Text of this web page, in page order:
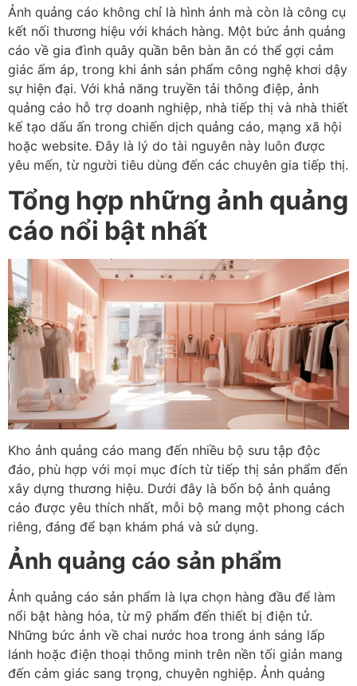
Ảnh quảng cáo không chỉ là hình ảnh mà còn là công cụ
kết nối thương hiệu với khách hàng. Một bức ảnh quảng
cáo về gia đình quây quần bên bàn ăn có thể gợi cảm
giác ấm áp, trong khi ảnh sản phẩm công nghệ khơi dậy
sự hiện đại. Với khả năng truyền tải thông điệp, ảnh
quảng cáo hỗ trợ doanh nghiệp, nhà tiếp thị và nhà thiết
kế tạo dấu ấn trong chiến dịch quảng cáo, mạng xã hội
hoặc website. Đây là lý do tài nguyên này luôn được
yêu mến, từ người tiêu dùng đến các chuyên gia tiếp thị.
Tổng hợp những ảnh quảng
cáo nổi bật nhất
Kho ảnh quảng cáo mang đến nhiều bộ sưu tập độc
đáo, phù hợp với mọi mục đích từ tiếp thị sản phẩm đến
xây dựng thương hiệu. Dưới đây là bốn bộ ảnh quảng
cáo được yêu thích nhất, mỗi bộ mang một phong cách
riêng, đáng để bạn khám phá và sử dụng.
Ảnh quảng cáo sản phẩm
Ảnh quảng cáo sản phẩm là lựa chọn hàng đầu để làm
nổi bật hàng hóa, từ mỹ phẩm đến thiết bị điện tử.
Những bức ảnh về chai nước hoa trong ánh sáng lấp
lánh hoặc điện thoại thông minh trên nền tối giản mang
đến cảm giác sang trọng, chuyên nghiệp. Ảnh quảng